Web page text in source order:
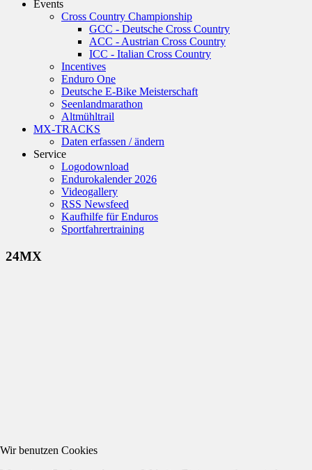
Events
Cross Country Championship
GCC - Deutsche Cross Country
ACC - Austrian Cross Country
ICC - Italian Cross Country
Incentives
Enduro One
Deutsche E-Bike Meisterschaft
Seenlandmarathon
Altmühltrail
MX-TRACKS
Daten erfassen / ändern
Service
Logodownload
Endurokalender 2026
Videogallery
RSS Newsfeed
Kaufhilfe für Enduros
Sportfahrertraining
24MX
Wir benutzen Cookies